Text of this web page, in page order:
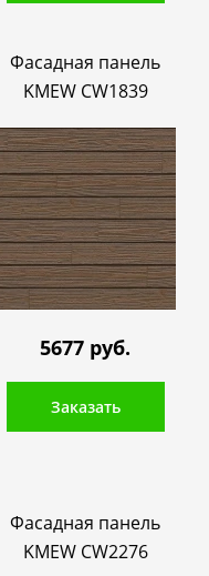
Фасадная панель
KMEW CW1839
5677 руб.
Заказать
Фасадная панель
KMEW CW2276